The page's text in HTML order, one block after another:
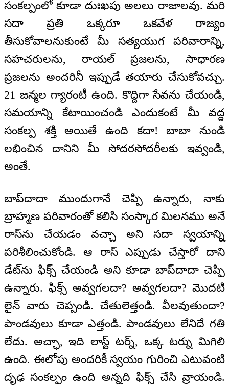
సంకల్పంలో కూడా దుఃఖపు అలలు రాజాలవు. మరి
సదా ప్రతి ఒక్కరూ ఒకవేళ రాజ్యం
తీసుకోవాలనుకుంటే మీ సత్యయుగ పరివారాన్ని,
సహచరులను, రాయల్ ప్రజలను, సాధారణ
ప్రజలను అందరినీ ఇప్పుడే తయారు చేసుకోవచ్చు.
21 జన్మల గ్యారంటీ ఉంది. కొద్దిగా సేవను చేయండి,
సమయాన్ని కేటాయించండి ఎందుకంటే మీ వద్ద
సంకల్ప శక్తి అయితే ఉంది కదా! బాబా నుండి
లభించిన దానిని మీ సోదరసోదరీలకు ఇవ్వండి,
అంతే.
బాప్‌దాదా ముందుగానే చెప్పి ఉన్నారు, నాకు
బ్రాహ్మణ పరివారంతో కలిసి సంస్కార మిలనము అనే
రాస్‌ను చేయడం వచ్చా అని సదా స్వయాన్ని
పరిశీలించుకోండి. ఆ రాస్ ఎప్పుడు చేస్తారో దాని
డేట్‌ను ఫిక్స్ చేయండి అని కూడా బాప్‌దాదా చెప్పి
ఉన్నారు. ఫిక్స్ అవ్వగలదా? అవ్వగలదా? మొదటి
లైన్ వారు చెప్పండి. చేతులెత్తండి. వీలవుతుందా?
పాండవులు కూడా ఎత్తండి. పాండవులు లేనిదే గతి
లేదు. అచ్ఛా, ఇది లాస్ట్ టర్న్, ఒక్క టర్ను మిగిలి
ఉంది. ఈలోపు అందరికీ స్వయం గురించి ఎటువంటి
దృఢ సంకల్పం ఉంది అన్నది ఫిక్స్ చేసి వ్రాయండి.